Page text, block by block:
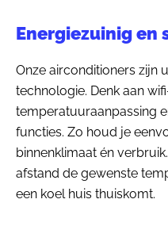
Energiezuinig en
Onze airconditioners zijn
technologie. Denk aan
temperatuuraanpassing
functies. Zo houd je
binnenklimaat én
afstand de gewenste
een koel huis thuiskomt.